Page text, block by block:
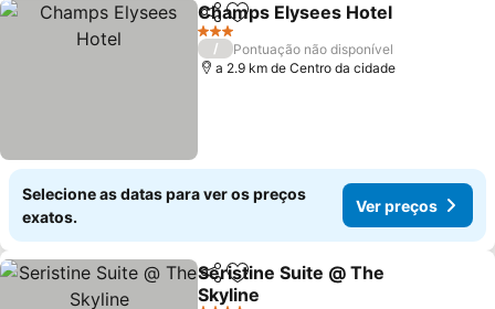
PartilharAdicionar aos favoritos
Champs Elysees Hotel
3 Estrelas
/
Pontuação não disponível
a 2.9 km de Centro da cidade
Selecione as datas para ver os preços
exatos.
Ver preços
PartilharAdicionar aos favoritos
Seristine Suite @ The
Skyline